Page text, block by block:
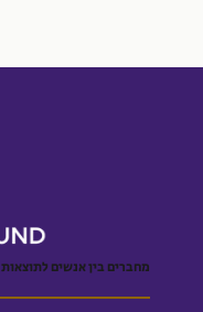
מחברים בין אנשים לתוצאות